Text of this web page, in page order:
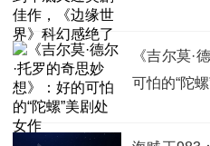
《吉尔莫·
可怕的“陀